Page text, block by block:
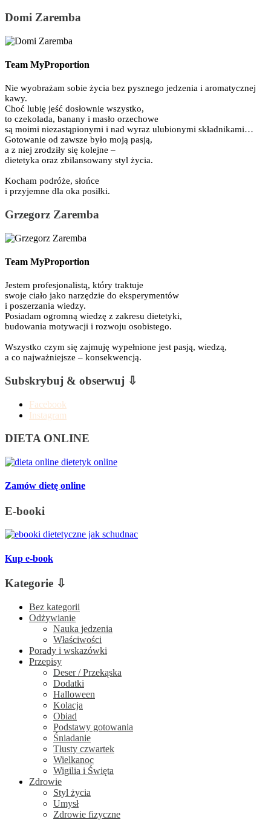
Domi Zaremba
Team MyProportion
Nie wyobrażam sobie życia bez pysznego jedzenia i aromatycznej
kawy.
Choć lubię jeść dosłownie wszystko,
to czekolada, banany i masło orzechowe
są moimi niezastąpionymi i nad wyraz ulubionymi składnikami…
Gotowanie od zawsze było moją pasją,
a z niej zrodziły się kolejne –
dietetyka oraz zbilansowany styl życia.
Kocham podróże, słońce
i przyjemne dla oka posiłki.
Grzegorz Zaremba
Team MyProportion
Jestem profesjonalistą, który traktuje
swoje ciało jako narzędzie do eksperymentów
i poszerzania wiedzy.
Posiadam ogromną wiedzę z zakresu dietetyki,
budowania motywacji i rozwoju osobistego.
Wszystko czym się zajmuję wypełnione jest pasją, wiedzą,
a co najważniejsze – konsekwencją.
Subskrybuj & obserwuj ⇩
Facebook
Instagram
DIETA ONLINE
Zamów dietę online
E-booki
Kup e-book
Kategorie ⇩
Bez kategorii
Odżywianie
Nauka jedzenia
Właściwości
Porady i wskazówki
Przepisy
Deser / Przekąska
Dodatki
Halloween
Kolacja
Obiad
Podstawy gotowania
Śniadanie
Tłusty czwartek
Wielkanoc
Wigilia i Święta
Zdrowie
Styl życia
Umysł
Zdrowie fizyczne